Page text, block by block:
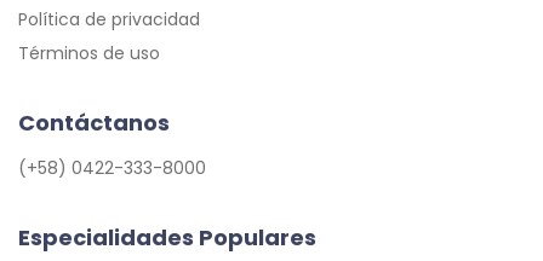
Política de privacidad
Términos de uso
Contáctanos
(+58) 0422-333-8000
Especialidades Populares